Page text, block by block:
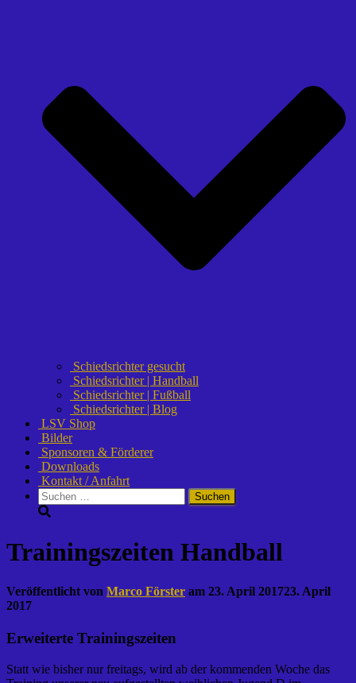
Schiedsrichter gesucht
Schiedsrichter | Handball
Schiedsrichter | Fußball
Schiedsrichter | Blog
LSV Shop
Bilder
Sponsoren & Förderer
Downloads
Kontakt / Anfahrt
Suchen
nach:
Trainingszeiten Handball
Veröffentlicht von Marco Förster am 23. April 201723. April
2017
Erweiterte Trainingszeiten
Statt wie bisher nur freitags, wird ab der kommenden Woche das